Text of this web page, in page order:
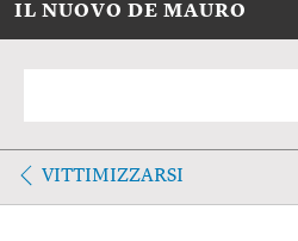
IL NUOVO DE MAURO
VITTIMIZZARSI